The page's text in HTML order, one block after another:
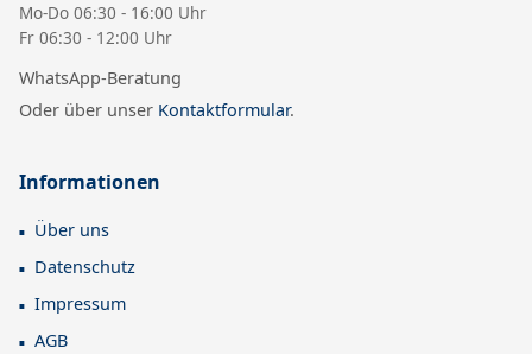
Mo-Do 06:30 - 16:00 Uhr
Fr 06:30 - 12:00 Uhr
WhatsApp-Beratung
Oder über unser Kontaktformular.
Informationen
Über uns
Datenschutz
Impressum
AGB